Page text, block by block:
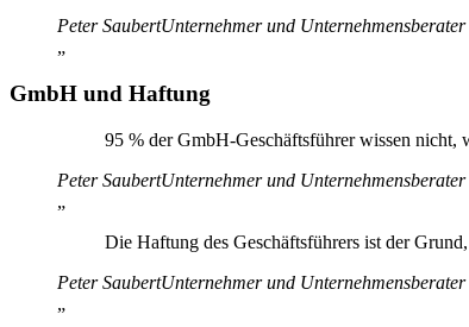
Peter SaubertUnternehmer und Unternehmensberater
„
GmbH und Haftung
95 % der GmbH-Geschäftsführer wissen nicht,
Peter SaubertUnternehmer und Unternehmensberater
„
Die Haftung des Geschäftsführers ist der
Peter SaubertUnternehmer und Unternehmensberater
„